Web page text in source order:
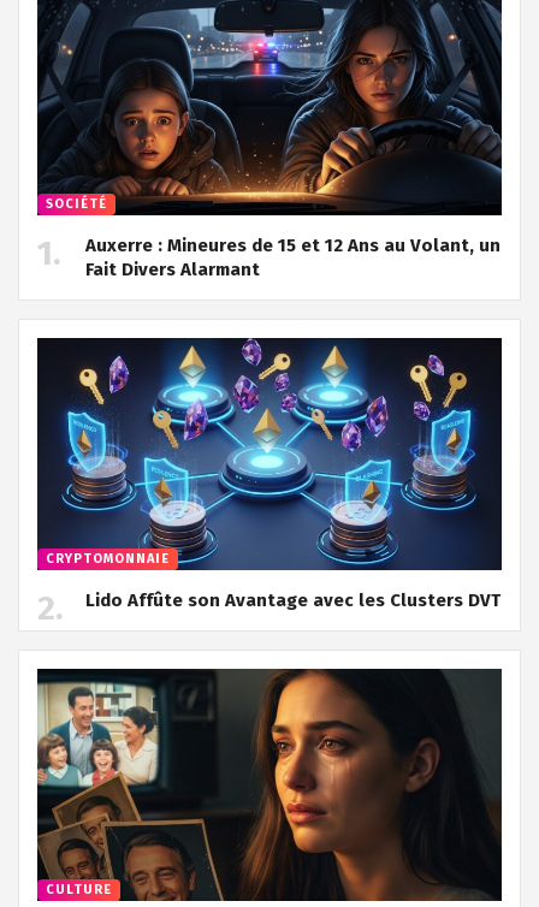
SOCIÉTÉ
Auxerre : Mineures de 15 et 12 Ans au Volant, un
Fait Divers Alarmant
CRYPTOMONNAIE
Lido Affûte son Avantage avec les Clusters DVT
CULTURE